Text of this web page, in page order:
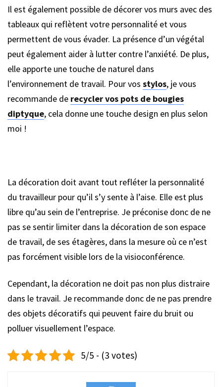
Il est également possible de décorer vos murs avec des
tableaux qui reflètent votre personnalité et vous
permettent de vous évader. La présence d’un végétal
peut également aider à lutter contre l’anxiété. De plus,
elle apporte une touche de naturel dans
l’environnement de travail. Pour vos stylos, je vous
recommande de recycler vos pots de bougies
diptyque, cela donne une touche design en plus selon
moi !
La décoration doit avant tout refléter la personnalité
du travailleur pour qu’il s’y sente à l’aise. Elle est plus
libre qu’au sein de l’entreprise. Je préconise donc de ne
pas se sentir limiter dans la décoration de son espace
de travail, de ses étagères, dans la mesure où ce n’est
pas forcément visible lors de la visioconférence.
Cependant, la décoration ne doit pas non plus distraire
dans le travail. Je recommande donc de ne pas prendre
des objets décoratifs qui peuvent faire du bruit ou
polluer visuellement l’espace.
5/5 - (3 votes)